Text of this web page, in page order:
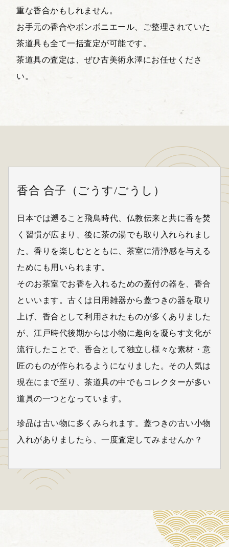
重な香合かもしれません。
お手元の香合やボンボニエール、ご整理されていた
茶道具も全て一括査定が可能です。
茶道具の査定は、ぜひ古美術永澤にお任せくださ
い。
香合 合子（ごうす/ごうし）
日本では遡ること飛鳥時代、仏教伝来と共に香を焚
く習慣が広まり、後に茶の湯でも取り入れられまし
た。香りを楽しむとともに、茶室に清浄感を与える
ためにも用いられます。
そのお茶室でお香を入れるための蓋付の器を、香合
といいます。古くは日用雑器から蓋つきの器を取り
上げ、香合として利用されたものが多くありました
が、江戸時代後期からは小物に趣向を凝らす文化が
流行したことで、香合として独立し様々な素材・意
匠のものが作られるようになりました。その人気は
現在にまで至り、茶道具の中でもコレクターが多い
道具の一つとなっています。
珍品は古い物に多くみられます。蓋つきの古い小物
入れがありましたら、一度査定してみませんか？